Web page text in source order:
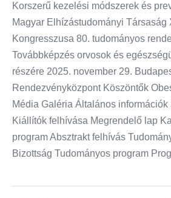
Korszerű kezelési módszerek és
Magyar Elhízástudományi Társaság
Kongresszusa 80. tudományos
Továbbképzés orvosok és
részére 2025. november 29.
Rendezvényközpont Köszöntők
Média Galéria Általános
Kiállítók felhívása Megrendelő lap
program Absztrakt felhívás
Bizottság Tudományos program